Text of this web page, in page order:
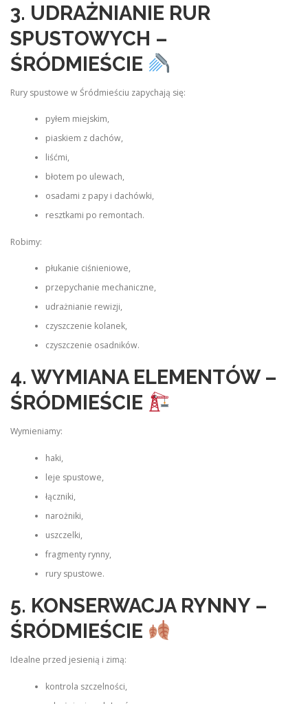
3. UDRAŻNIANIE RUR
SPUSTOWYCH –
ŚRÓDMIEŚCIE
Rury spustowe w Śródmieściu zapychają się:
pyłem miejskim,
piaskiem z dachów,
liśćmi,
błotem po ulewach,
osadami z papy i dachówki,
resztkami po remontach.
Robimy:
płukanie ciśnieniowe,
przepychanie mechaniczne,
udrażnianie rewizji,
czyszczenie kolanek,
czyszczenie osadników.
4. WYMIANA ELEMENTÓW –
ŚRÓDMIEŚCIE
Wymieniamy:
haki,
leje spustowe,
łączniki,
narożniki,
uszczelki,
fragmenty rynny,
rury spustowe.
5. KONSERWACJA RYNNY –
ŚRÓDMIEŚCIE
Idealne przed jesienią i zimą:
kontrola szczelności,